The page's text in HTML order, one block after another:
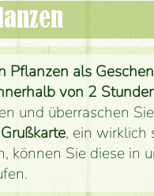
Pflanzen als
von 2
und überraschen
, ein wirklich
können Sie diese in